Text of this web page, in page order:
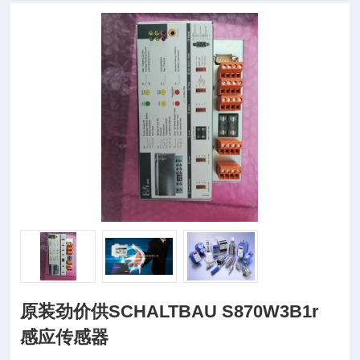
原装劲价供SCHALTBAU S870W3B1r
感应传感器